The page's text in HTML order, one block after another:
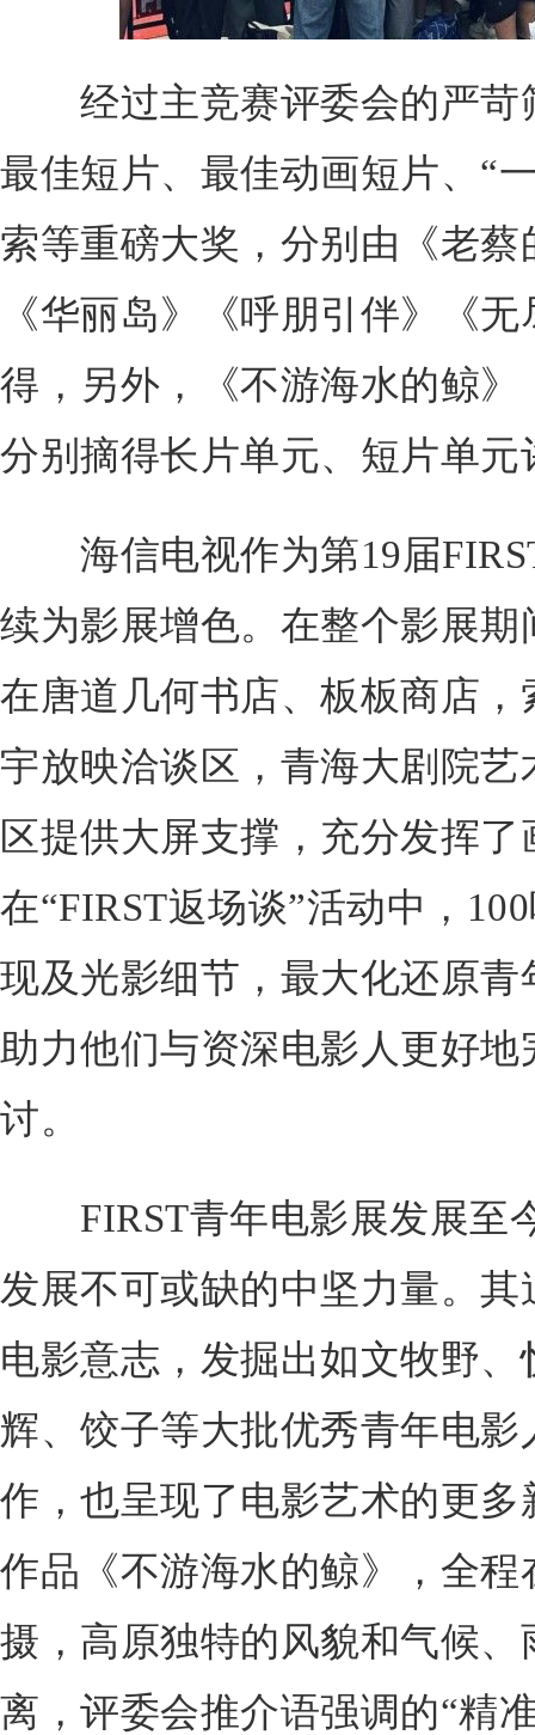
经过主竞赛评委会的严苛
最佳短片、最佳动画短片、“
索等重磅大奖，分别由《老
《华丽岛》《呼朋引伴》《
得，另外，《不游海水的鲸
分别摘得长片单元、短片单
海信电视作为第19届
续为影展增色。在整个影展期
在唐道几何书店、板板商店
宇放映洽谈区，青海大剧院
区提供大屏支撑，充分发挥
在“FIRST返场谈”活动中，
现及光影细节，最大化还原
助力他们与资深电影人更好
讨。
FIRST青年电影展发展至
发展不可或缺的中坚力量。
电影意志，发掘出如文牧野
辉、饺子等大批优秀青年电
作，也呈现了电影艺术的更
作品《不游海水的鲸》，全
摄，高原独特的风貌和气候
离，评委会推介语强调的“精